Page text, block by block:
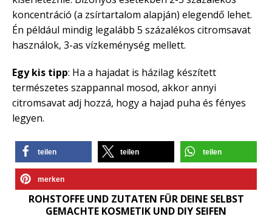
koncentráció (a zsírtartalom alapján) elegendő lehet.
Én például mindig legalább 5 százalékos citromsavat
használok, 3-as vízkeménység mellett.
Egy kis tipp: Ha a hajadat is házilag készített
természetes szappannal mosod, akkor annyi
citromsavat adj hozzá, hogy a hajad puha és fényes
legyen.
teilen teilen teilen
merken
ROHSTOFFE UND ZUTATEN FÜR DEINE SELBST
GEMACHTE KOSMETIK UND DIY SEIFEN